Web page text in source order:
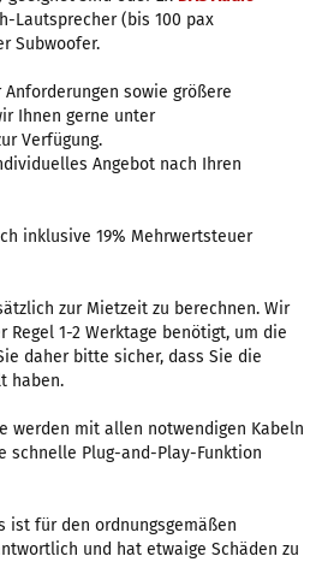
Lautsprecher (bis 100 pax
Subwoofer.
sowie größere
Ihnen gerne unter
Verfügung.
Angebot nach Ihren
inklusive 19% Mehrwertsteuer
zur Mietzeit zu berechnen. Wir
Regel 1-2 Werktage benötigt, um die
daher bitte sicher, dass Sie die
haben.
werden mit allen notwendigen Kabeln
schnelle Plug-and-Play-Funktion
ist für den ordnungsgemäßen
und hat etwaige Schäden zu